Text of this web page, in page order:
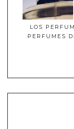
LOS
PERFUMES